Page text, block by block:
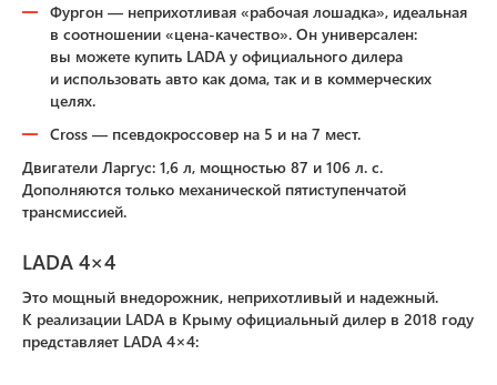
Фургон — неприхотливая «рабочая лошадка», идеальная
в соотношении «цена-качество». Он универсален:
вы можете купить LADA у официального дилера
и использовать авто как дома, так и в коммерческих
целях.
Cross — псевдокроссовер на 5 и на 7 мест.
Двигатели Ларгус: 1,6 л, мощностью 87 и 106 л. с.
Дополняются только механической пятиступенчатой
трансмиссией.
LADA 4×4
Это мощный внедорожник, неприхотливый и надежный.
К реализации LADA в Крыму официальный дилер в 2018 году
представляет LADA 4×4: